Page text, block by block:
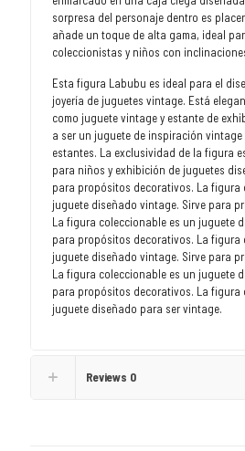
sorpresa del personaje dentro es
añade un toque de alta gama, ideal
coleccionistas y niños con
Esta figura Labubu es ideal para el
joyería de juguetes vintage. Está
como juguete vintage y estante de
a ser un juguete de inspiración
estantes. La exclusividad de la figura
para niños y exhibición de juguetes
para propósitos decorativos. La figura
juguete diseñado vintage. Sirve para
La figura coleccionable es un juguete
para propósitos decorativos. La figura
juguete diseñado vintage. Sirve para
La figura coleccionable es un juguete
para propósitos decorativos. La figura
juguete diseñado para ser vintage.
Reviews 0